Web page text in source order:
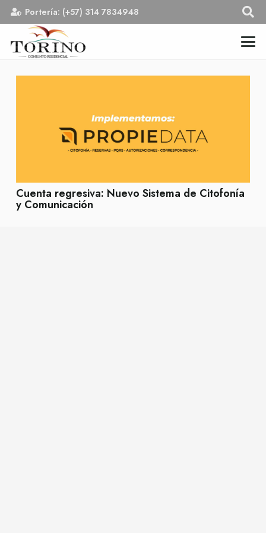
Portería: (+57) 314 7834948
Cuenta regresiva: Nuevo Sistema de Citofonía
y Comunicación